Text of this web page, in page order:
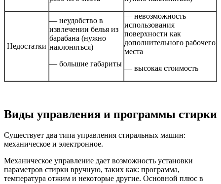
Недостатки
— неудобство в
извлечении белья из
барабана (нужно
наклоняться)
— большие габариты
— невозможность
использования
поверхности как
дополнительного рабочего
места
— высокая стоимость
Виды управления и программы стирки
Существует два типа управления стиральных машин:
механическое и электронное.
Механическое управление дает возможность установки
параметров стирки вручную, таких как: программа,
температура отжим и некоторые другие. Основной плюс в